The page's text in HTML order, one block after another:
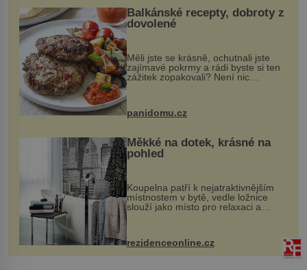
Balkánské recepty, dobroty z
dovolené
Měli jste se krásně, ochutnali jste
zajímavé pokrmy a rádi byste si ten
zážitek zopakovali? Není nic
snazšího. Pljeskavica (10 porcí)
Možná jste ji ochutnali na dovolené v
panidomu.cz
Měkké na dotek, krásné na
pohled
Koupelna patří k nejatraktivnějším
místnostem v bytě, vedle ložnice
slouží jako místo pro relaxaci a
odpočinek. Koupelnový textil –
ručníky, osušky a koberečky –
mohou jako mávnutím kouzelného
proutku...
rezidenceonline.cz